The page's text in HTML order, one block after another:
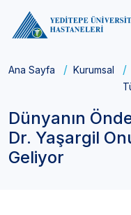
Ana Sayfa Kurumsal
Dünyanın
Dr. Yaşargil
Geliyor